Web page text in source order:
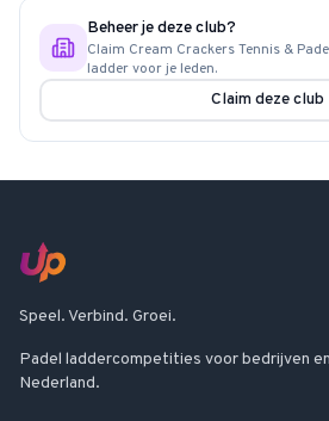
Beheer je deze club?
Claim Cream Crackers Tennis &
ladder voor je leden.
Claim deze club
Speel. Verbind. Groei.
Padel laddercompetities voor bedrijven
Nederland.